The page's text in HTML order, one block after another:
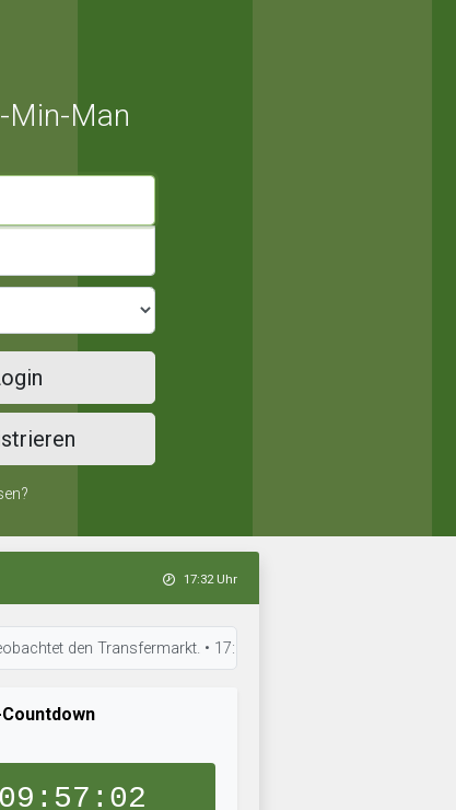
Min-Man
17:32 Uhr
den Transfermarkt. • 17:31 Uhr: Dinamo Kasan Tsentralny
09:57:01